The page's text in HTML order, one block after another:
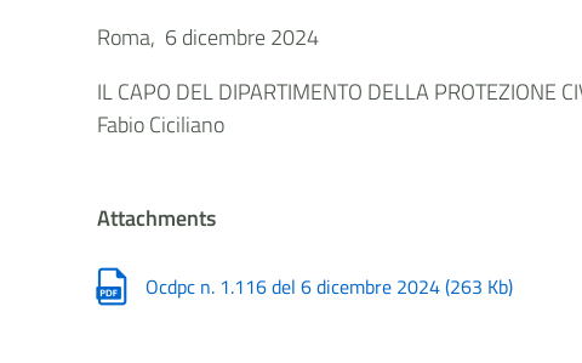
Roma, 6 dicembre 2024
IL CAPO DEL DIPARTIMENTO DELLA PROTEZIONE
Fabio Ciciliano
Attachments
Ocdpc n. 1.116 del 6 dicembre 2024(263 Kb)